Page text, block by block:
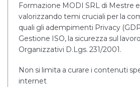
Formazione MODI SRL di Mestre
valorizzando temi cruciali per la
quali gli adempimenti Privacy
Gestione ISO, la sicurezza sul
Organizzativi D.Lgs. 231/2001.
Non si limita a curare i contenuti
internet